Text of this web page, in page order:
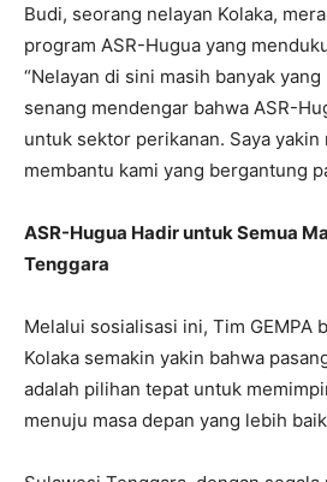
Budi, seorang nelayan Kolaka,
program ASR-Hugua yang
“Nelayan di sini masih banyak
senang mendengar bahwa ASR-
untuk sektor perikanan. Saya yakin
membantu kami yang bergantung
ASR-Hugua Hadir untuk Semua
Tenggara
Melalui sosialisasi ini, Tim GEMPA
Kolaka semakin yakin bahwa
adalah pilihan tepat untuk
menuju masa depan yang lebih